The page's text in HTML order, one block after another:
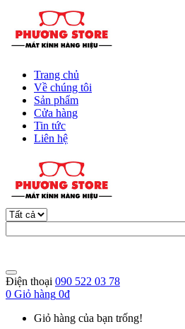
Trang chủ
Về chúng tôi
Sản phẩm
Cửa hàng
Tin tức
Liên hệ
Điện thoại 090 522 03 78
0 Giỏ hàng 0đ
Giỏ hàng của bạn trống!